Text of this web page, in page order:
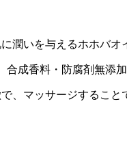
潤いを与えるホホバオ
合成香料・防腐剤無添
、マッサージするこ